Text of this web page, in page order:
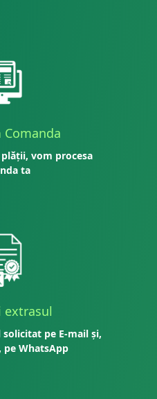
Comanda
vom procesa
ta
extrasul
pe E-mail și,
pe WhatsApp